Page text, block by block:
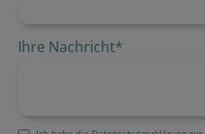
Ihre Nachricht*